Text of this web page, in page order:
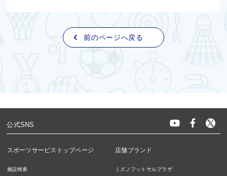
前のページへ戻る
公式SNS
スポーツサービストップページ
施設検索
店舗ブランド
ミズノフットサルプラザ